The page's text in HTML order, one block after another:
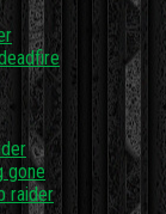
gone
raider